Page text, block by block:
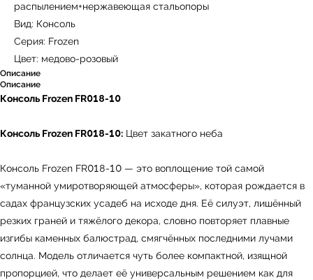
распылением+нержавеющая стальопоры
Вид: Консоль
Серия: Frozen
Цвет: медово-розовый
Описание
Описание
Консоль Frozen FR018-10
Консоль Frozen FR018-10: Цвет закатного неба
Консоль Frozen FR018-10 — это воплощение той самой
«туманной умиротворяющей атмосферы», которая рождается в
садах французских усадеб на исходе дня. Её силуэт, лишённый
резких граней и тяжёлого декора, словно повторяет плавные
изгибы каменных балюстрад, смягчённых последними лучами
солнца. Модель отличается чуть более компактной, изящной
пропорцией, что делает её универсальным решением как для